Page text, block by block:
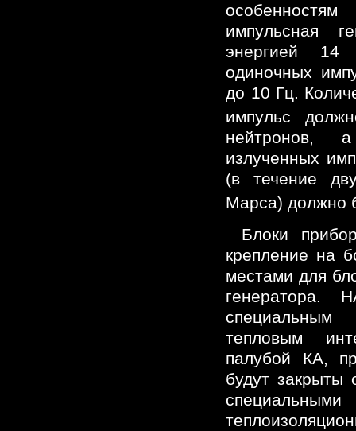
импульсная
энергией
одиночных
до 10 Гц.
импульс
нейтронов,
излученных
(в течение
Марса) должно
Блоки
крепление на
местами для
генератора.
тепловым
палубой КА,
будут закрыты